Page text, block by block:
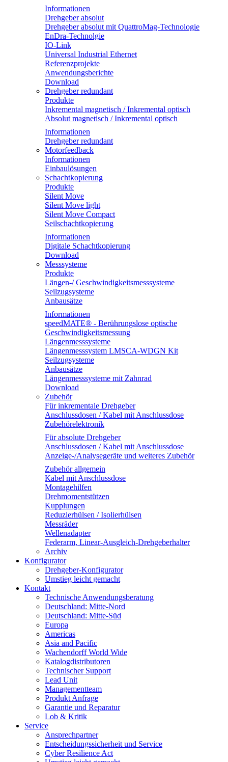
Informationen
Drehgeber absolut
Drehgeber absolut mit QuattroMag-Technologie
EnDra-Technolgie
IO-Link
Universal Industrial Ethernet
Referenzprojekte
Anwendungsberichte
Download
Drehgeber redundant
Produkte
Inkremental magnetisch / Inkremental optisch
Absolut magnetisch / Inkremental optisch
Informationen
Drehgeber redundant
Motorfeedback
Informationen
Einbaulösungen
Schachtkopierung
Produkte
Silent Move
Silent Move light
Silent Move Compact
Seilschachtkopierung
Informationen
Digitale Schachtkopierung
Download
Messsysteme
Produkte
Längen-/ Geschwindigkeitsmesssysteme
Seilzugsysteme
Anbausätze
Informationen
speedMATE® - Berührungslose optische
Geschwindigkeitsmessung
Längenmesssysteme
Längenmesssystem LMSCA-WDGN Kit
Seilzugsysteme
Anbausätze
Längenmesssysteme mit Zahnrad
Download
Zubehör
Für inkrementale Drehgeber
Anschlussdosen / Kabel mit Anschlussdose
Zubehörelektronik
Für absolute Drehgeber
Anschlussdosen / Kabel mit Anschlussdose
Anzeige-/Analysegeräte und weiteres Zubehör
Zubehör allgemein
Kabel mit Anschlussdose
Montagehilfen
Drehmomentstützen
Kupplungen
Reduzierhülsen / Isolierhülsen
Messräder
Wellenadapter
Federarm, Linear-Ausgleich-Drehgeberhalter
Archiv
Konfigurator
Drehgeber-Konfigurator
Umstieg leicht gemacht
Kontakt
Technische Anwendungsberatung
Deutschland: Mitte-Nord
Deutschland: Mitte-Süd
Europa
Americas
Asia and Pacific
Wachendorff World Wide
Katalogdistributoren
Technischer Support
Lead Unit
Managementteam
Produkt Anfrage
Garantie und Reparatur
Lob & Kritik
Service
Ansprechpartner
Entscheidungssicherheit und Service
Cyber Resilience Act